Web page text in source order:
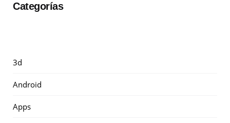
Categorías
3d
Android
Apps